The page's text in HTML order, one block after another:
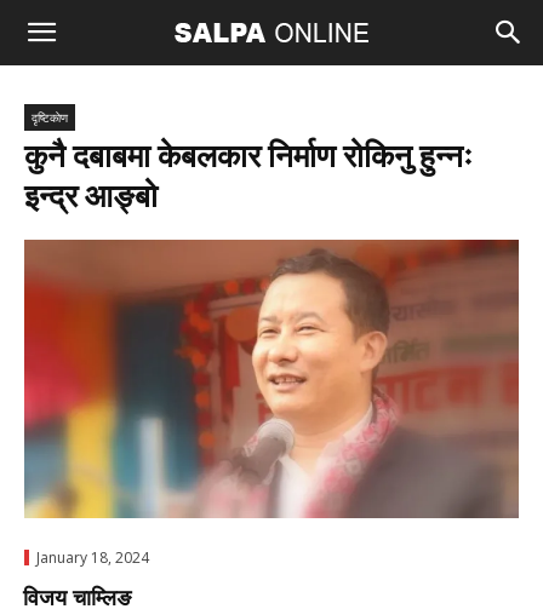
दृष्टिकाेण
कुनै दबाबमा केबलकार निर्माण रोकिनु हुन्नः
इन्द्र आङ्बो
January 18, 2024
विजय चाम्लिङ